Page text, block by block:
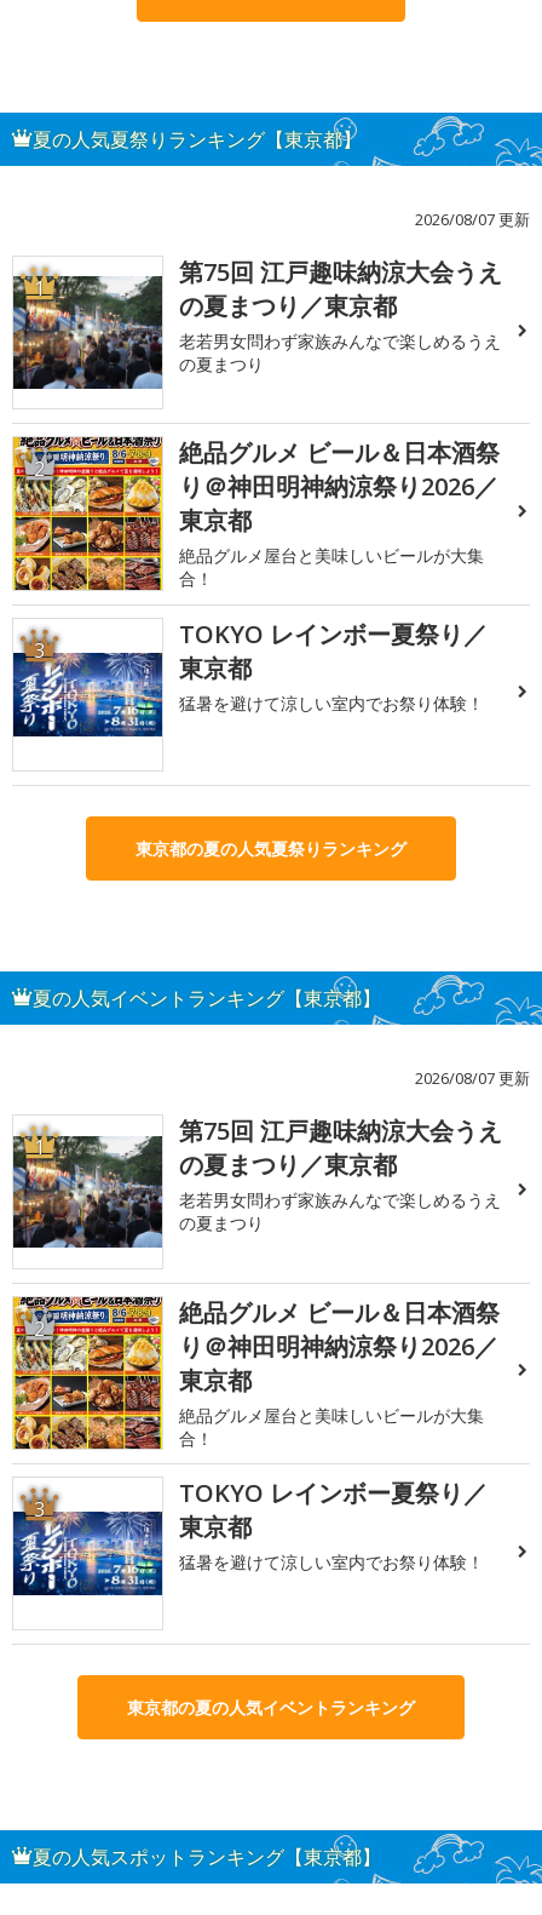
夏の人気夏祭りランキング【東京都】
2026/08/07 更新
1
第75回 江戸趣味納涼大会うえ
の夏まつり／東京都
老若男女問わず家族みんなで楽しめるうえ
の夏まつり
2
絶品グルメ ビール＆日本酒祭
り＠神田明神納涼祭り2026／
東京都
絶品グルメ屋台と美味しいビールが大集
合！
3
TOKYO レインボー夏祭り／
東京都
猛暑を避けて涼しい室内でお祭り体験！
東京都の夏の人気夏祭りランキング
夏の人気イベントランキング【東京都】
2026/08/07 更新
1
第75回 江戸趣味納涼大会うえ
の夏まつり／東京都
老若男女問わず家族みんなで楽しめるうえ
の夏まつり
2
絶品グルメ ビール＆日本酒祭
り＠神田明神納涼祭り2026／
東京都
絶品グルメ屋台と美味しいビールが大集
合！
3
TOKYO レインボー夏祭り／
東京都
猛暑を避けて涼しい室内でお祭り体験！
東京都の夏の人気イベントランキング
夏の人気スポットランキング【東京都】